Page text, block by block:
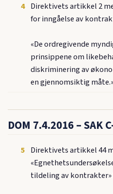
4 Direktivets artikkel 2
for inngåelse av
«De ordregivende
prinsippene om
diskriminering av
en gjennomsiktig måte.»
DOM 7.4.2016 – SAK
5 Direktivets artikkel 44
tildeling av kontrakter»